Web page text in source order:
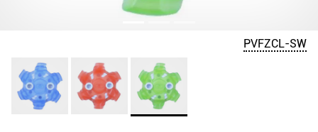
PVFZCL-SW